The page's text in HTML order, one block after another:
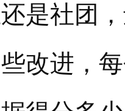
是社团
改进，